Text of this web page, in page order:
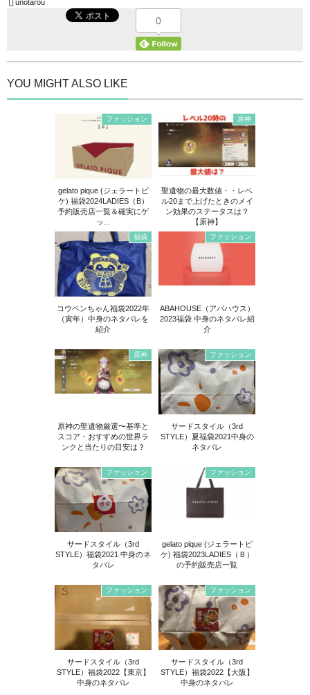
unotarou
0
YOU MIGHT ALSO LIKE
ファッション
gelato pique (ジェラートピ
ケ) 福袋2024LADIES（B）
予約販売店一覧＆確実にゲ
ッ...
原神
聖遺物の最大数値・・レベ
ル20まで上げたときのメイ
ン効果のステータスは？
【原神】
福袋
コウペンちゃん福袋2022年
（寅年）中身のネタバレを
紹介
ファッション
ABAHOUSE（アバハウス）
2023福袋 中身のネタバレ紹
介
原神
原神の聖遺物厳選〜基準と
スコア・おすすめの世界ラ
ンクと当たりの目安は？
ファッション
サードスタイル（3rd
STYLE）夏福袋2021中身の
ネタバレ
ファッション
サードスタイル（3rd
STYLE）福袋2021 中身のネ
タバレ
ファッション
gelato pique (ジェラートピ
ケ) 福袋2023LADIES（Ｂ）
の予約販売店一覧
ファッション
サードスタイル（3rd
STYLE）福袋2022【東京】
中身のネタバレ
ファッション
サードスタイル（3rd
STYLE）福袋2022【大阪】
中身のネタバレ